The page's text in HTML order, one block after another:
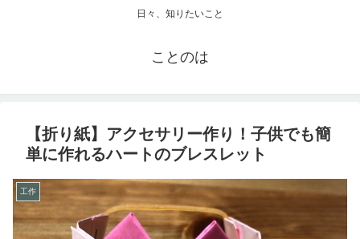
日々、知りたいこと
ことのは
【折り紙】アクセサリー作り！子供でも簡
単に作れるハートのブレスレット
工作